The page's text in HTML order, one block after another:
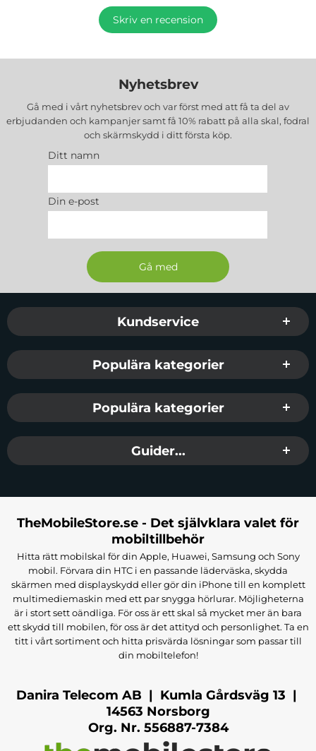
Skriv en recension
Nyhetsbrev
Gå med i vårt nyhetsbrev och var först med att få ta del av
erbjudanden och kampanjer samt få 10% rabatt på alla skal, fodral
och skärmskydd i ditt första köp.
Ditt namn
Din e-post
Sidfot Blandad info och länkar
Kundservice
Populära kategorier
Populära kategorier
Guider...
TheMobileStore.se - Det självklara valet för
mobiltillbehör
Hitta rätt mobilskal för din Apple, Huawei, Samsung och Sony
mobil. Förvara din HTC i en passande läderväska, skydda
skärmen med displayskydd eller gör din iPhone till en komplett
multimediemaskin med ett par snygga hörlurar. Möjligheterna
är i stort sett oändliga. För oss är ett skal så mycket mer än bara
ett skydd till mobilen, för oss är det attityd och personlighet. Ta en
titt i vårt sortiment och hitta prisvärda lösningar som passar till
din mobiltelefon!
Danira Telecom AB | Kumla Gårdsväg 13 |
14563 Norsborg
Org. Nr. 556887-7384